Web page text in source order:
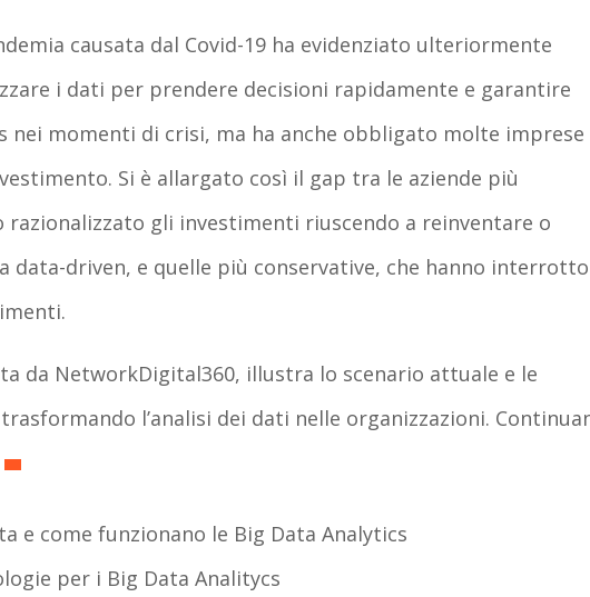
causata dal Covid-19 ha evidenziato ulteriormente
i dati per prendere decisioni rapidamente e garantire
nei momenti di crisi, ma ha anche obbligato molte imprese
Si è allargato così il gap tra le aziende più
razionalizzato gli investimenti riuscendo a reinventare o
data-driven, e quelle più conservative, che hanno
da NetworkDigital360, illustra lo scenario attuale e le
l’analisi dei dati nelle organizzazioni.
e come funzionano le Big Data Analytics
per i Big Data Analitycs